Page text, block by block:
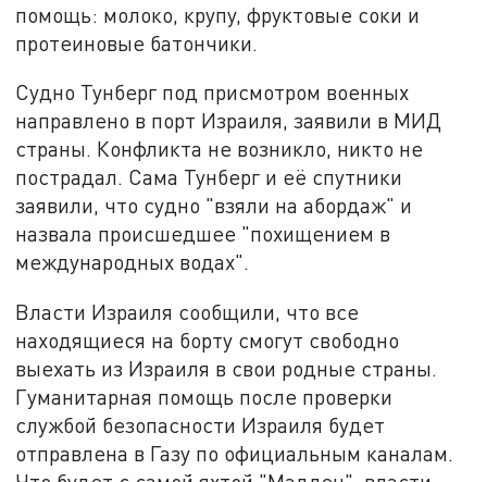
помощь: молоко, крупу, фруктовые соки и
протеиновые батончики.
Судно Тунберг под присмотром военных
направлено в порт Израиля, заявили в МИД
страны. Конфликта не возникло, никто не
пострадал. Сама Тунберг и её спутники
заявили, что судно "взяли на абордаж" и
назвала происшедшее "похищением в
международных водах".
Власти Израиля сообщили, что все
находящиеся на борту смогут свободно
выехать из Израиля в свои родные страны.
Гуманитарная помощь после проверки
службой безопасности Израиля будет
отправлена в Газу по официальным каналам.